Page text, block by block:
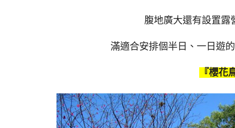
腹地廣大還有設置露
滿適合安排個半日、一日遊
『櫻花